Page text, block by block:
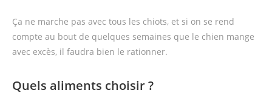
Ça ne marche pas avec tous les chiots, et si on se rend
compte au bout de quelques semaines que le chien mange
avec excès, il faudra bien le rationner.
Quels aliments choisir ?